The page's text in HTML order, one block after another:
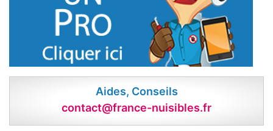
Aides, Conseils
contact@france-nuisibles.fr